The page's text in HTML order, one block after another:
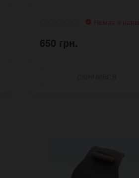
650 грн.